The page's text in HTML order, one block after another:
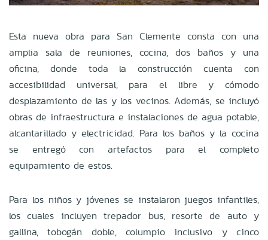
Esta nueva obra para San Clemente consta con una
amplia sala de reuniones, cocina, dos baños y una
oficina, donde toda la construcción cuenta con
accesibilidad universal, para el libre y cómodo
desplazamiento de las y los vecinos. Además, se incluyó
obras de infraestructura e instalaciones de agua potable,
alcantarillado y electricidad. Para los baños y la cocina
se entregó con artefactos para el completo
equipamiento de estos.
Para los niños y jóvenes se instalaron juegos infantiles,
los cuales incluyen trepador bus, resorte de auto y
gallina, tobogán doble, columpio inclusivo y cinco